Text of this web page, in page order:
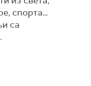
спорта…
са